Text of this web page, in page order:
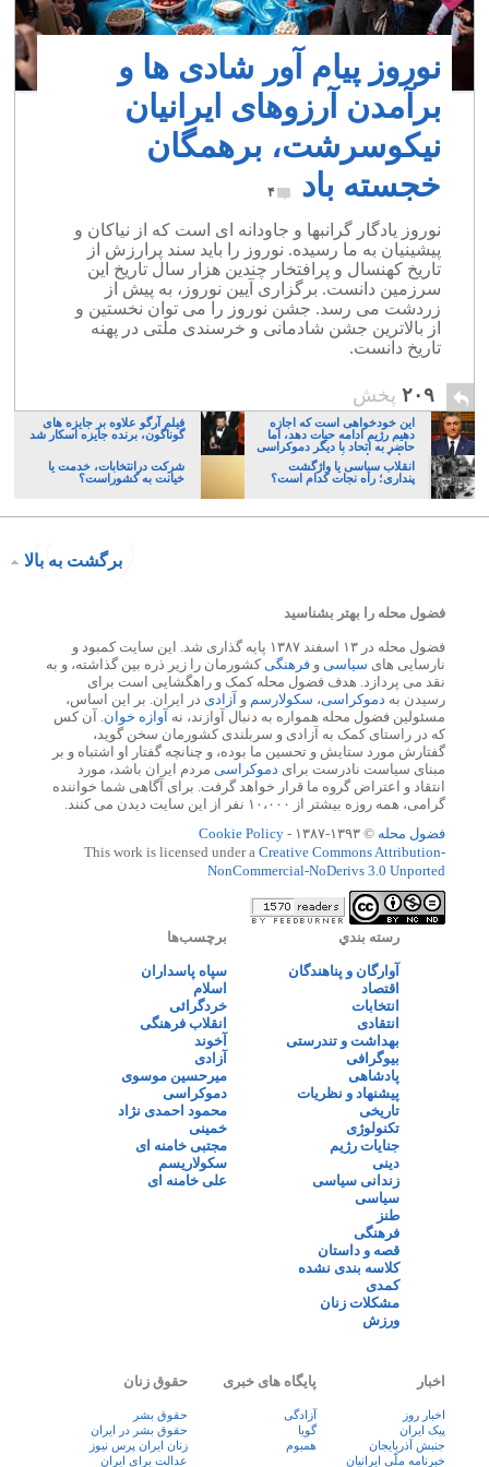
نوروز پیام آور شادی ها و
برآمدن آرزوهای ایرانیان
نیکوسرشت، برهمگان
خجسته باد
۴
نوروز یادگار گرانبها و جاودانه ای است که از نیاکان و
پیشینیان به ما رسیده. نوروز را باید سند پرارزش از
تاریخ کهنسال و پرافتخار چندین هزار سال تاریخ این
سرزمین دانست. برگزاری آیین نوروز، به پيش از
زردشت می رسد. جشن نوروز را می توان نخستین و
از بالاترین جشن شادمانی و خرسندی ملتی در پهنه
تاریخ دانست.
۲۰۹ پخش
این خودخواهی است که اجازه
دهیم رژیم ادامه حیات دهد، اما
حاضر به اتحاد با دیگر دموکراسی
خواهان نباشیم!
فیلم آرگو علاوه بر جایزه های
گوناگون، برنده جایزه اسکار شد
انقلاب سیاسی یا واژگشت
پنداری؛ راه نجات کدام است؟
شرکت درانتخابات، خدمت یا
خیانت به کشوراست؟
برگشت به بالا
فضول محله را بهتر بشناسید
فضول محله در ۱۳ اسفند ۱۳۸۷ پایه گذاری شد. این سایت کمبود و
نارسایی های سیاسی و فرهنگیکشورمان را زیر ذره بین گذاشته، و به
نقد می پردازد. هدف فضول محله کمک و راهگشایی است برای
رسیدن به دموکراسی، سکولارسم و آزادی در ایران. بر این اساس،
مسئولین فضول محله همواره به دنبال آوازند، نه آوازه خوان. آن کس
که در راستای کمک به آزادی و سربلندی کشورمان سخن گوید،
گفتارش مورد ستایش و تحسین ما بوده، و چنانچه گفتار او اشتباه و بر
مبنای سیاست نادرست برای دموکراسی مردم ایران باشد، مورد
انتقاد و اعتراض گروه ما قرار خواهد گرفت. برای آگاهی شما خواننده
گرامی، همه روزه بیشتر از ۱۰،۰۰۰ نفر از این سایت دیدن می کنند.
فضول محله © ۱۳۹۳-۱۳۸۷ -
Cookie Policy
This work is licensed under a Creative Commons Attribution-
NonCommercial-NoDerivs 3.0 Unported
رسته بندي
آوارگان و پناهندگان
اقتصاد
انتخابات
انتقادی
بهداشت و تندرستی
بیوگرافی
پادشاهی
پیشنهاد و نظریات
تاریخی
تکنولوژی
جنایات رژیم
دینی
زندانی سیاسی
سیاسی
طنز
فرهنگی
قصه و داستان
کلاسه بندی نشده
کمدی
مشکلات زنان
ورزش
برچسب‌ها
سپاه پاسداران
اسلام
خردگرائی
انقلاب فرهنگی
آخوند
آزادی
میرحسین موسوی
دموکراسی
محمود احمدی نژاد
خمینی
مجتبی خامنه ای
سکولاریسم
علی خامنه ای
اخبار
اخبار روز
پيک ايران
جنبش آذربایجان
خبرنامه ملّی ایرانیان
پایگاه های خبری
آزادگی
گویا
همبوم
حقوق زنان
حقوق بشر
حقوق بشر در ایران
زنان ايران پرس نيوز
عدالت برای ایران